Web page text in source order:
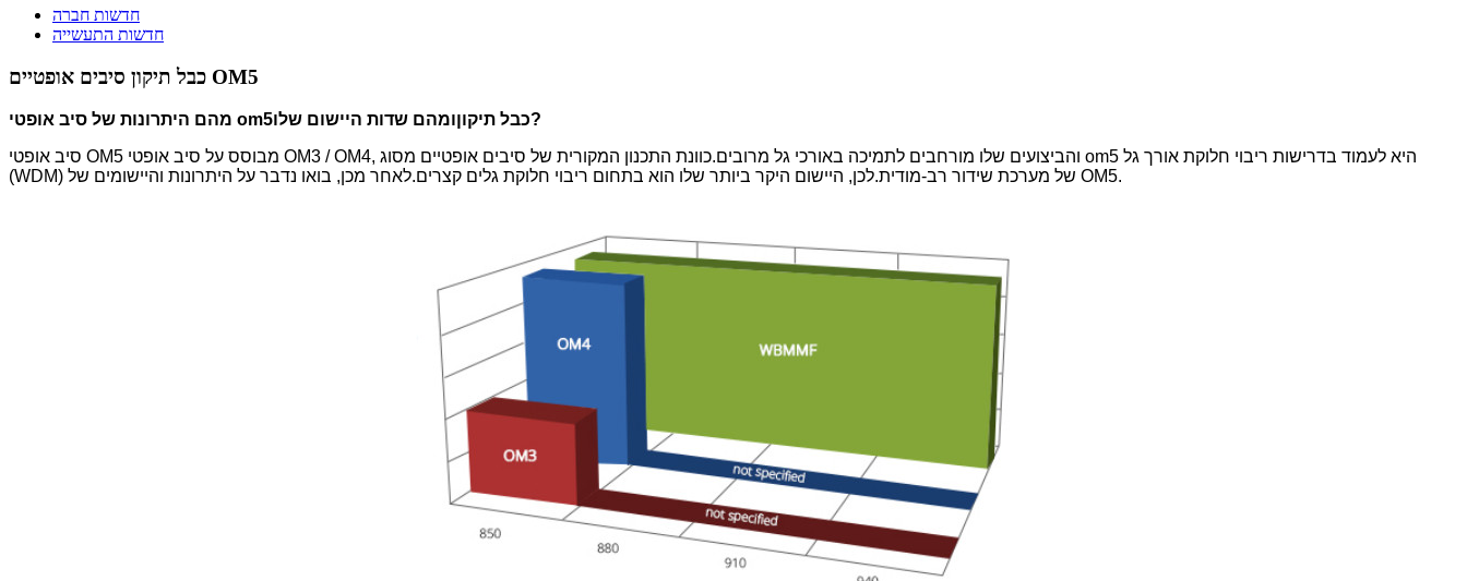
חדשות חברה
חדשות התעשייה
כבל תיקון סיבים אופטיים OM5
מהם היתרונות של סיב אופטי om5 כבל תיקוןומהם שדות היישום שלו?
סיב אופטי OM5 מבוסס על סיב אופטי OM3 / OM4, והביצועים שלו מורחבים לתמיכה באורכי גל מרובים.כוונת התכנון המקורית של סיבים אופטיים מסוג om5 היא לעמוד בדרישות ריבוי חלוקת אורך גל
(WDM) של מערכת שידור רב-מודית.לכן, היישום היקר ביותר שלו הוא בתחום ריבוי חלוקת גלים קצרים.לאחר מכן, בואו נדבר על היתרונות והיישומים של OM5.